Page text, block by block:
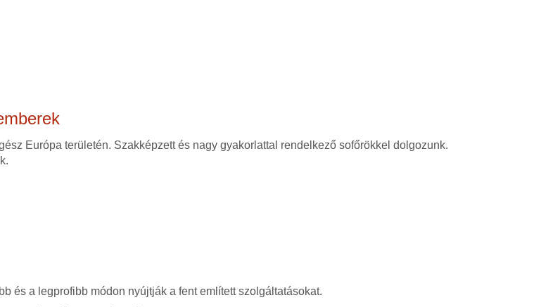
Európa területén. Szakképzett és nagy gyakorlattal rendelkező sofőrökkel dolgozunk.
és a legprofibb módon nyújtják a fent említett szolgáltatásokat.